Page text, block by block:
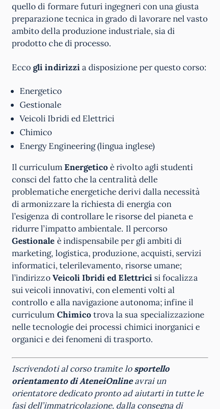
quello di formare futuri ingegneri con una giusta
preparazione tecnica in grado di lavorare nel vasto
ambito della produzione industriale, sia di
prodotto che di processo.
Eccogli indirizzia disposizione per questo corso:
Energetico
Gestionale
Veicoli Ibridi ed Elettrici
Chimico
Energy Engineering (lingua inglese)
Il curriculumEnergetico è rivolto agli studenti
consci del fatto che la centralità delle
problematiche energetiche derivi dalla necessità
di armonizzare la richiesta di energia con
l’esigenza di controllare le risorse del pianeta e
ridurre l’impatto ambientale. Il percorso
Gestionale è indispensabile per gli ambiti di
marketing, logistica, produzione, acquisti, servizi
informatici, telerilevamento, risorse umane;
l’indirizzoVeicoli Ibridi ed Elettricisi focalizza
sui veicoli innovativi, con elementi volti al
controllo e alla navigazione autonoma; infine il
curriculum Chimico trova la sua specializzazione
nelle tecnologie dei processi chimici inorganici e
organici e dei fenomeni di trasporto.
Iscrivendoti al corso tramite losportello
orientamento diAteneiOnlineavrai un
orientatore dedicato pronto ad aiutarti in tutte le
fasi dell’immatricolazione, dalla consegna di